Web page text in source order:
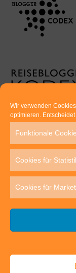
Wir verwenden
optimieren.
Funktionale
Cookies für
Cookies für